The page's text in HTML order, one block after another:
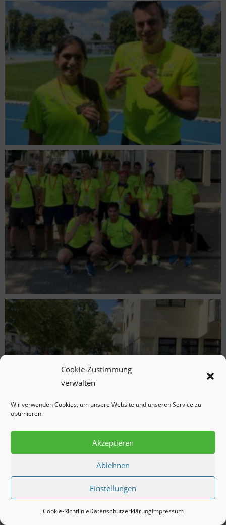
Cookie-Zustimmung
verwalten
Wir verwenden Cookies, um unsere Website und unseren Service zu
optimieren.
Akzeptieren
Ablehnen
Einstellungen
Cookie-RichtlinieDatenschutzerklärungImpressum